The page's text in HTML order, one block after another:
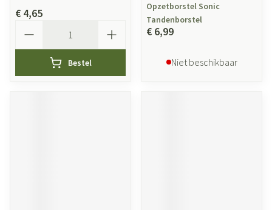
€ 4,65
Bestel
Opzetborstel Sonic
Tandenborstel
€ 6,99
Niet beschikbaar